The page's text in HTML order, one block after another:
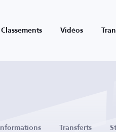
Classements Vidéos
Informations Transferts